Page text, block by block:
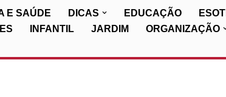
E SAÚDE DICAS EDUCAÇÃO
INFANTIL JARDIM ORGANIZAÇÃO